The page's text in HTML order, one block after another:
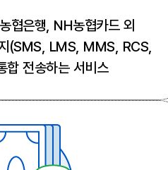
협은행, NH농협카드 외
(SMS, LMS, MMS, RCS,
합 전송하는 서비스